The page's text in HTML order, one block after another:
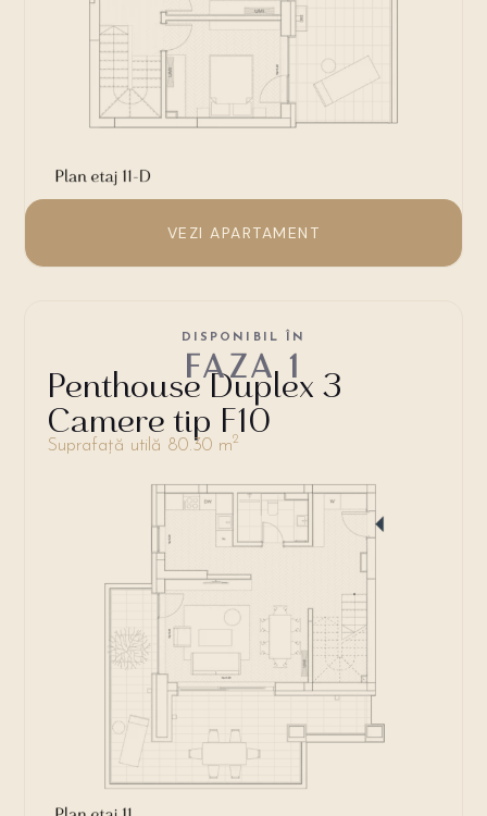
VEZI APARTAMENT
Penthouse Duplex 3
Camere tip F10
Suprafață utilă 80.30 m2
DISPONIBIL ÎN
FAZA 1